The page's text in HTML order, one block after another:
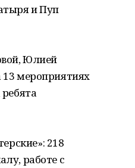
и Пуп
Юлией
мероприятиях
218
работе с